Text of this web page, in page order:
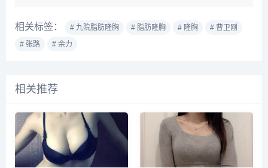
相关标签： # 九院脂肪隆胸 # 脂肪隆胸 # 隆胸
# 曹卫刚
# 张路
# 余力
相关推荐